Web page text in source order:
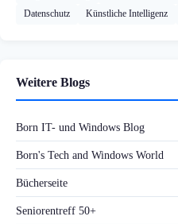
Datenschutz
Künstliche Intelligenz
Weitere Blogs
Born IT- und Windows Blog
Born's Tech and Windows World
Bücherseite
Seniorentreff 50+